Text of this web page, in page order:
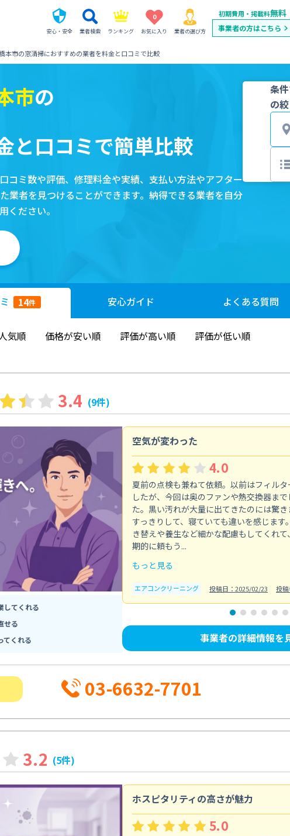
安心・安全 業者検索 ランキング
0
お気に入り 業者の選び方
初期費用・掲載料無料
事業者の方はこちら
本市の窓清掃におすすめの業者を料金と口コミで比較
市の
と口コミで簡単比較
コミ数や評価、修理料金や実績、支払い方法やアフター
業者を見つけることができます。納得できる業者を自分
ください。
条
の
14件 安心ガイド よくある質問
気順 価格が安い順 評価が高い順 評価が低い順
3.4 (9件)
してくれる
せる
てくれる
空気が変わった
4.0
夏前の点検も兼ねて依頼。以前はフィル
したが、今回は奥のファンや熱交換器ま
た。黒い汚れが大量に出てきたのには驚
すっきりして、寝ていても違いを感じま
き替えや養生など細かな配慮もしてくれ
期的に頼もう...
もっと見る
エアコンクリーニング 投稿日：2025/02/23 投
事業者の詳細情報を
03-6632-7701
3.2 (5件)
ホスピタリティの高さが魅力
5.0